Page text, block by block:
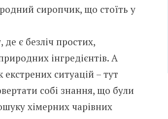
сиропчик, що стоїть у
є безліч простих,
інгредієнтів. А
ситуацій – тут
собі знання, що були
хімерних чарівних